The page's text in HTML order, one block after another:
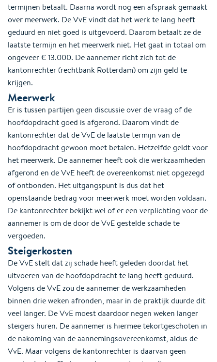
termijnen betaalt. Daarna wordt nog een afspraak gemaakt
over meerwerk. De VvE vindt dat het werk te lang heeft
geduurd en niet goed is uitgevoerd. Daarom betaalt ze de
laatste termijn en het meerwerk niet. Het gaat in totaal om
ongeveer € 13.000. De aannemer richt zich tot de
kantonrechter (rechtbank Rotterdam) om zijn geld te
krijgen.
Meerwerk
Er is tussen partijen geen discussie over de vraag of de
hoofdopdracht goed is afgerond. Daarom vindt de
kantonrechter dat de VvE de laatste termijn van de
hoofdopdracht gewoon moet betalen. Hetzelfde geldt voor
het meerwerk. De aannemer heeft ook die werkzaamheden
afgerond en de VvE heeft de overeenkomst niet opgezegd
of ontbonden. Het uitgangspunt is dus dat het
openstaande bedrag voor meerwerk moet worden voldaan.
De kantonrechter bekijkt wel of er een verplichting voor de
aannemer is om de door de VvE gestelde schade te
vergoeden.
Steigerkosten
De VvE stelt dat zij schade heeft geleden doordat het
uitvoeren van de hoofdopdracht te lang heeft geduurd.
Volgens de VvE zou de aannemer de werkzaamheden
binnen drie weken afronden, maar in de praktijk duurde dit
veel langer. De VvE moest daardoor negen weken langer
steigers huren. De aannemer is hiermee tekortgeschoten in
de nakoming van de aannemingsovereenkomst, aldus de
VvE. Maar volgens de kantonrechter is daarvan geen